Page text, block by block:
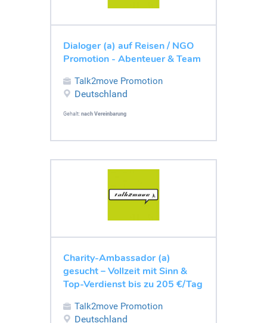
Dialoger (a) auf Reisen / NGO
Promotion - Abenteuer & Team
Talk2move Promotion
Deutschland
Gehalt: nach Vereinbarung
Charity-Ambassador (a)
gesucht – Vollzeit mit Sinn &
Top-Verdienst bis zu 205 €/Tag
Talk2move Promotion
Deutschland